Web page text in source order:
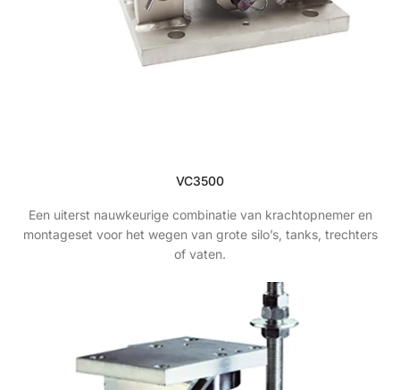
VC3500
Een uiterst nauwkeurige combinatie van krachtopnemer en
montageset voor het wegen van grote silo’s, tanks, trechters
of vaten.